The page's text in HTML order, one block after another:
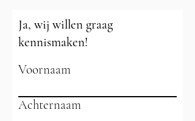
Ja, wij willen graag
kennismaken!
Voornaam
Achternaam